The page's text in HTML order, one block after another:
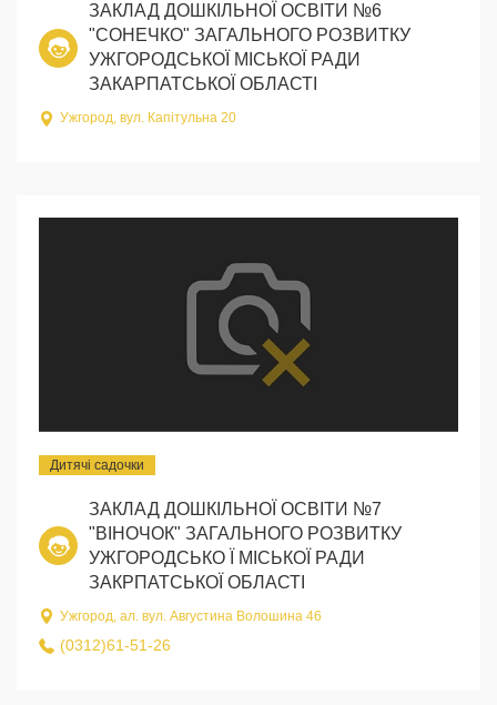
ЗАКЛАД ДОШКІЛЬНОЇ ОСВІТИ №6
"СОНЕЧКО" ЗАГАЛЬНОГО РОЗВИТКУ
УЖГОРОДСЬКОЇ МІСЬКОЇ РАДИ
ЗАКАРПАТСЬКОЇ ОБЛАСТІ
Ужгород, вул. Капітульна 20
Дитячі садочки
ЗАКЛАД ДОШКІЛЬНОЇ ОСВІТИ №7
"ВІНОЧОК" ЗАГАЛЬНОГО РОЗВИТКУ
УЖГОРОДСЬКО Ї МІСЬКОЇ РАДИ
ЗАКРПАТСЬКОЇ ОБЛАСТІ
Ужгород, ал. вул. Августина Волошина 46
(0312)61-51-26